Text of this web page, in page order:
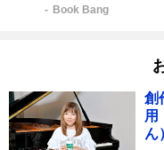
Book Bang
創
ん